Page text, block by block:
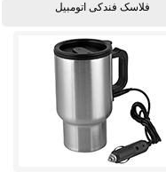
فلاسک فندکی اتومبیل